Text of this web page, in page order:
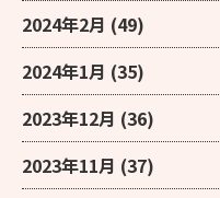
2024年2月 (49)
2024年1月 (35)
2023年12月 (36)
2023年11月 (37)